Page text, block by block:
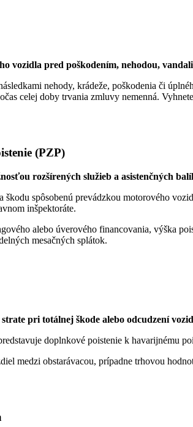
vozidla pred poškodením, nehodou,
nehody, krádeže, poškodenia či
celej doby trvania zmluvy nemenná.
(PZP)
rozšírených služieb a asistenčných
škodu spôsobenú prevádzkou motorového
inšpektoráte.
alebo úverového financovania, výška
mesačných splátok.
pri totálnej škode alebo odcudzení
doplnkové poistenie k havarijnému
medzi obstarávacou, prípadne trhovou